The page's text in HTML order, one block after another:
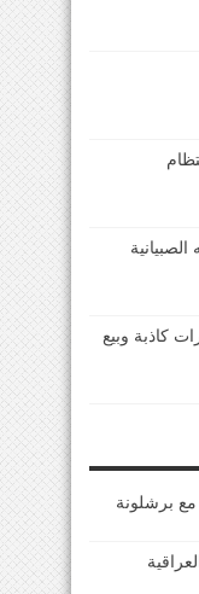
الصبيانية
كاذبة وبيع
مع برشلونة